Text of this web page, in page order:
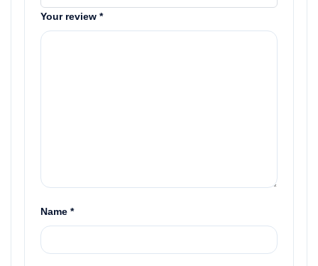
Your review *
Name *